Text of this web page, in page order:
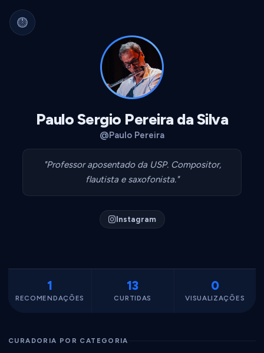
Arquivo Cultural Permanente
Filmes, álbuns, livros e
séries guardados para sempre.
Sua curadoria pode
migrar para qualquer plataforma.
Exportável, interoperável,
Paulo Sergio Pereira da Silva
@Paulo Pereira
"Professor aposentado da USP. Compositor,
flautista e saxofonista."
Instagram
1
RECOMENDAÇÕES
13
CURTIDAS
0
VISUALIZAÇÕES
CURADORIA POR CATEGORIA